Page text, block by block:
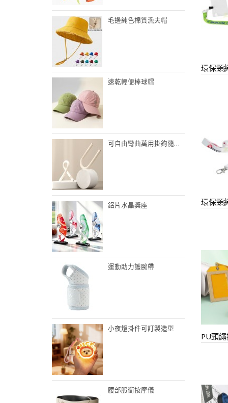
毛邊純色棉質漁夫帽
速乾輕便棒球帽
可自由彎曲萬用掛鉤隨意鎖
鋁片水晶獎座
運動助力護腕帶
小夜燈掛件可訂製造型
腰部脈衝按摩儀
環保頸
環保頸
PU頸